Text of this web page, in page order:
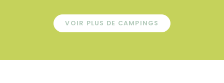
VOIR PLUS DE CAMPINGS